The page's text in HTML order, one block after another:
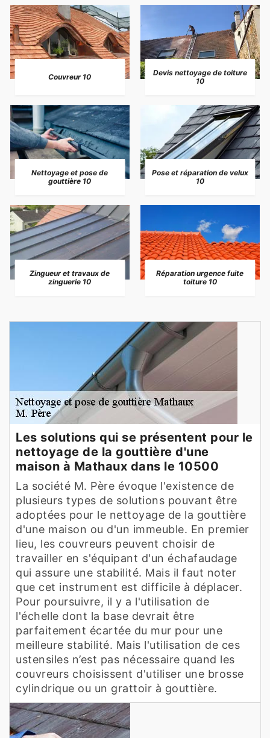
Couvreur 10
Devis nettoyage de toiture
10
Nettoyage et pose de
gouttière 10
Pose et réparation de velux
10
Zingueur et travaux de
zinguerie 10
Réparation urgence fuite
toiture 10
Les solutions qui se présentent pour le
nettoyage de la gouttière d'une
maison à Mathaux dans le 10500
La société M. Père évoque l'existence de
plusieurs types de solutions pouvant être
adoptées pour le nettoyage de la gouttière
d'une maison ou d'un immeuble. En premier
lieu, les couvreurs peuvent choisir de
travailler en s'équipant d'un échafaudage
qui assure une stabilité. Mais il faut noter
que cet instrument est difficile à déplacer.
Pour poursuivre, il y a l'utilisation de
l'échelle dont la base devrait être
parfaitement écartée du mur pour une
meilleure stabilité. Mais l'utilisation de ces
ustensiles n’est pas nécessaire quand les
couvreurs choisissent d'utiliser une brosse
cylindrique ou un grattoir à gouttière.